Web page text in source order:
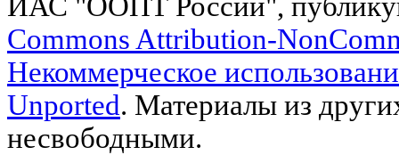
Commons Attribution-
Некоммерческое
Unported. Материалы из
несвободными.